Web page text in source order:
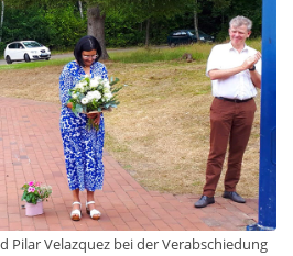
Pilar Velazquez bei der Verabschiedung